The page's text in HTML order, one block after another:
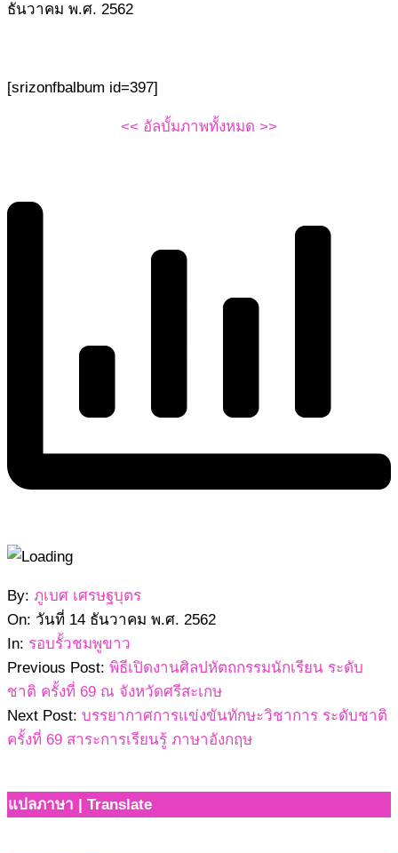
ธันวาคม พ.ศ. 2562
[srizonfbalbum id=397]
<< อัลบั้มภาพทั้งหมด >>
2562-
12-
14
By: ภูเบศ เศรษฐบุตร
On: วันที่ 14 ธันวาคม พ.ศ. 2562
In: รอบรั้วชมพูขาว
Previous Post: พิธีเปิดงานศิลปหัตถกรรมนักเรียน ระดับ
ชาติ ครั้งที่ 69 ณ จังหวัดศรีสะเกษ
Next Post: บรรยากาศการแข่งขันทักษะวิชาการ ระดับชาติ
ครั้งที่ 69 สาระการเรียนรู้ ภาษาอังกฤษ
แปลภาษา | Translate